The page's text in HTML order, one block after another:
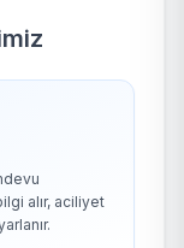
alır, aciliyet